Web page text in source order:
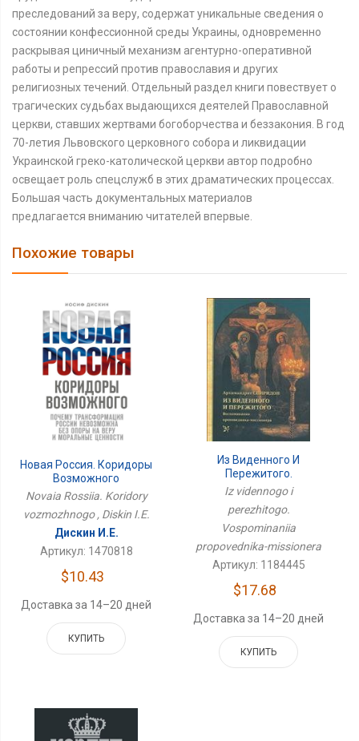
преследований за веру, содержат уникальные сведения о
состоянии конфессионной среды Украины, одновременно
раскрывая циничный механизм агентурно-оперативной
работы и репрессий против православия и других
религиозных течений. Отдельный раздел книги повествует о
трагических судьбах выдающихся деятелей Православной
церкви, ставших жертвами богоборчества и беззакония. В год
70-летия Львовского церковного собора и ликвидации
Украинской греко-католической церкви автор подробно
освещает роль спецслужб в этих драматических процессах.
Большая часть документальных материалов
предлагается вниманию читателей впервые.
Похожие товары
Новая Россия. Коридоры
Возможного
Novaia Rossiia. Koridory
vozmozhnogo , Diskin I.E.
Дискин И.Е.
Артикул: 1470818
$10.43
Доставка за 14–20 дней
КУПИТЬ
Из Виденного И
Пережитого.
Воспоминания
Проповедника-
Миссионера
Iz vidennogo i
perezhitogo.
Vospominaniia
propovednika-missionera
Артикул: 1184445
$17.68
Доставка за 14–20 дней
КУПИТЬ